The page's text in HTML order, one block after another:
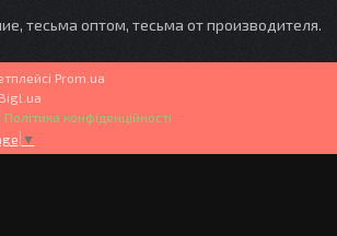
тесьма оптом, тесьма от производителя.
Prom.ua
Політика конфіденційності
▼